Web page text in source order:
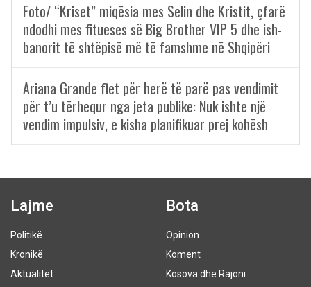
Foto/ “Kriset” miqësia mes Selin dhe Kristit, çfarë
ndodhi mes fitueses së Big Brother VIP 5 dhe ish-
banorit të shtëpisë më të famshme në Shqipëri
Ariana Grande flet për herë të parë pas vendimit
për t’u tërhequr nga jeta publike: Nuk ishte një
vendim impulsiv, e kisha planifikuar prej kohësh
Lajme
Politikë
Kronikë
Aktualitet
Bota
Opinion
Koment
Kosova dhe Rajoni